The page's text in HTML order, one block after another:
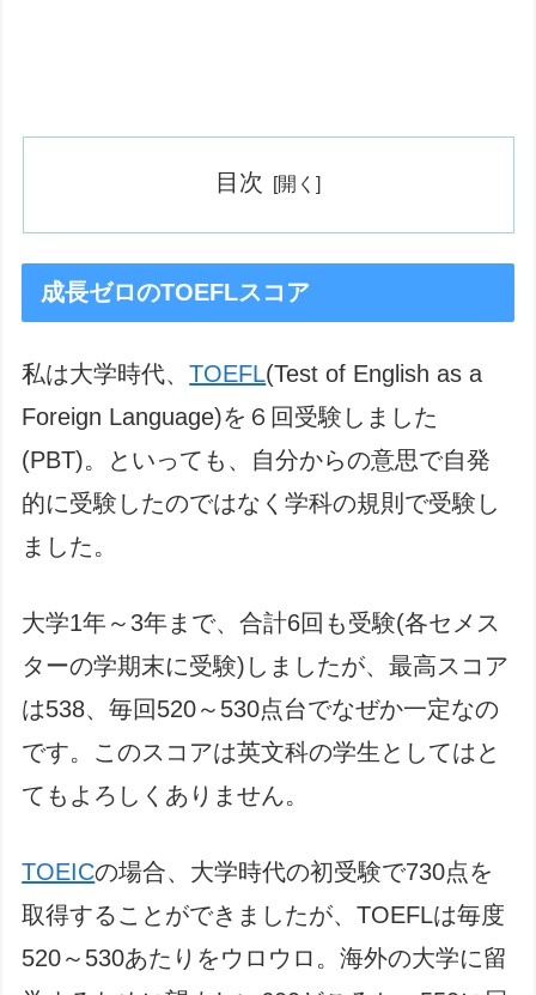
目次
成長ゼロのTOEFLスコア
私は大学時代、TOEFL(Test of English as a
Foreign Language)を６回受験しました
(PBT)。といっても、自分からの意思で自発
的に受験したのではなく学科の規則で受験し
ました。
大学1年～3年まで、合計6回も受験(各セメス
ターの学期末に受験)しましたが、最高スコア
は538、毎回520～530点台でなぜか一定なの
です。このスコアは英文科の学生としてはと
てもよろしくありません。
TOEICの場合、大学時代の初受験で730点を
取得することができましたが、TOEFLは毎度
520～530あたりをウロウロ。海外の大学に留